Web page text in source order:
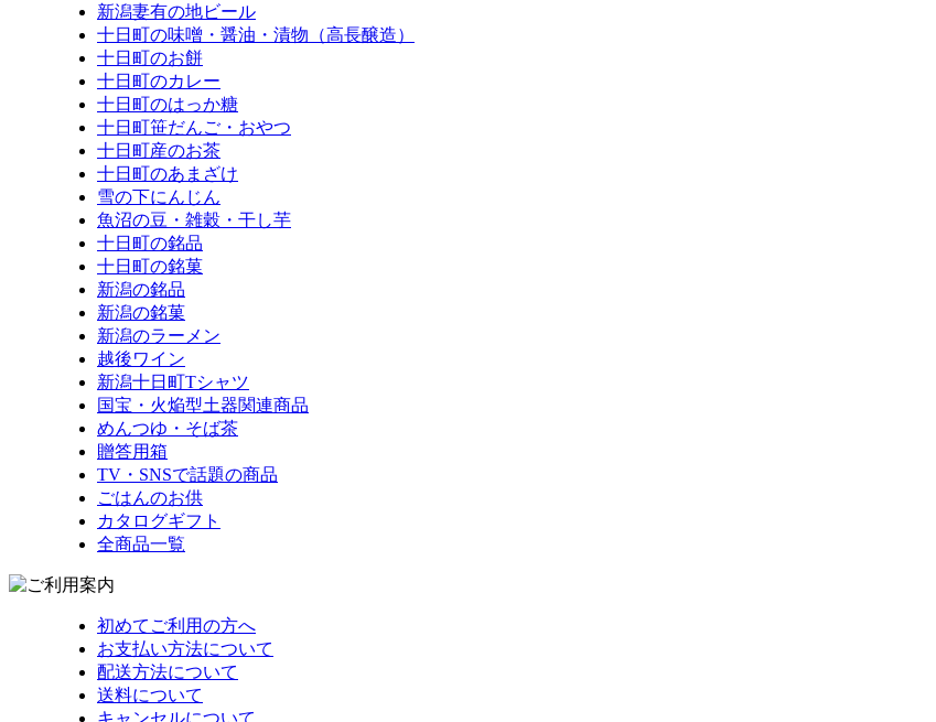
新潟妻有の地ビール
十日町の味噌・醤油・漬物（高長醸造）
十日町のお餅
十日町のカレー
十日町のはっか糖
十日町笹だんご・おやつ
十日町産のお茶
十日町のあまざけ
雪の下にんじん
魚沼の豆・雑穀・干し芋
十日町の銘品
十日町の銘菓
新潟の銘品
新潟の銘菓
新潟のラーメン
越後ワイン
新潟十日町Tシャツ
国宝・火焔型土器関連商品
めんつゆ・そば茶
贈答用箱
TV・SNSで話題の商品
ごはんのお供
カタログギフト
全商品一覧
初めてご利用の方へ
お支払い方法について
配送方法について
送料について